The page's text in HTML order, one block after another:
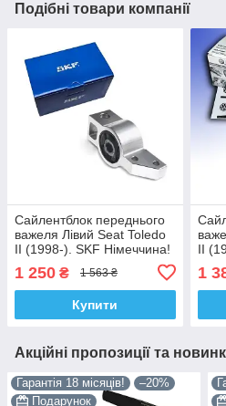
Подібні товари компанії
Сайлентблок переднього
важеля Лівий Seat Toledo
II (1998-). SKF Німеччина!
VKDS331004
1 250 ₴ 1 563 ₴
Купити
II
1
Акційні пропозиції та
Гарантія 18 місяців!
–20%
Подарунок